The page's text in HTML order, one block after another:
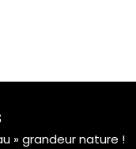
» grandeur nature !